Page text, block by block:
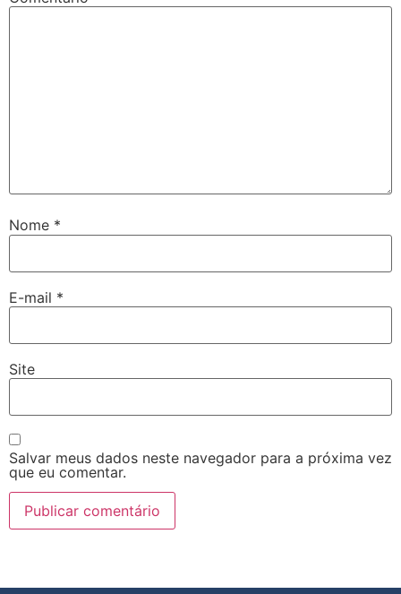
Nome *
E-mail *
Site
Salvar meus dados neste navegador para a próxima vez
que eu comentar.